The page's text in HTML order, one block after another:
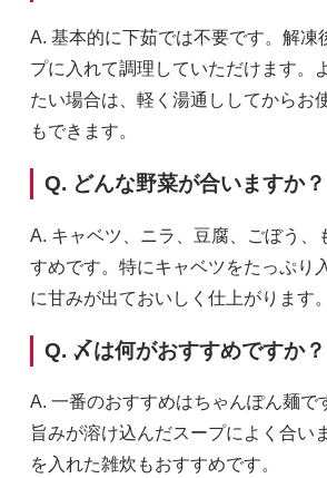
A. 基本的に下茹では不要です。解凍
プに入れて調理していただけます。
たい場合は、軽く湯通ししてからお
もできます。
Q. どんな野菜が合いますか？
A. キャベツ、ニラ、豆腐、ごぼう、
すめです。特にキャベツをたっぷり
に甘みが出ておいしく仕上がります。
Q. 〆は何がおすすめですか？
A. 一番のおすすめはちゃんぽん麺で
旨みが溶け込んだスープによく合い
を入れた雑炊もおすすめです。
1セット
あっさり脂カット4～6人前
8,980円(税込9,698円)